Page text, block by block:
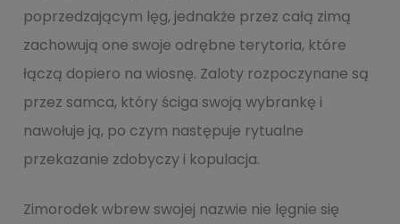
poprzedzającym lęg, jednakże przez całą zimą
zachowują one swoje odrębne terytoria, które
łączą dopiero na wiosnę. Zaloty rozpoczynane są
przez samca, który ściga swoją wybrankę i
nawołuje ją, po czym następuje rytualne
przekazanie zdobyczy i kopulacja.
Zimorodek wbrew swojej nazwie nie lęgnie się